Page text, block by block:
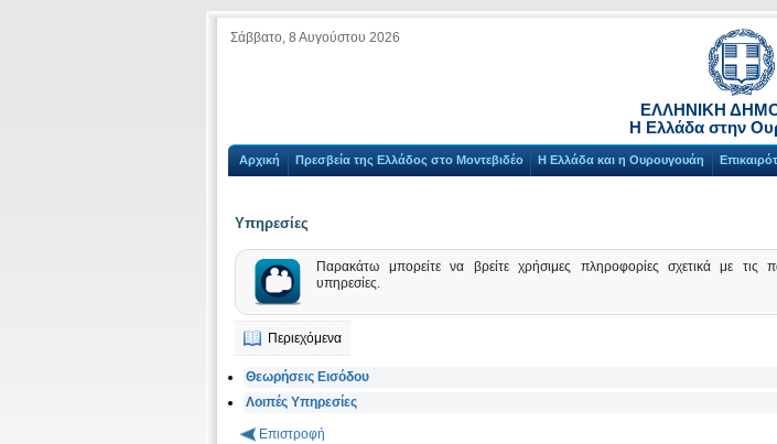
Σάββατο, 8 Αυγούστου 2026
ΕΛΛΗΝΙΚΗ
Η Ελλάδα στην
Αρχική Πρεσβεία της Ελλάδος στο Μοντεβιδέο Η Ελλάδα και η Ουρουγουάη
Υπηρεσίες
Παρακάτω μπορείτε να βρείτε χρήσιμες πληροφορίες σχετικά με τις
υπηρεσίες.
Περιεχόμενα
Θεωρήσεις Εισόδου
Λοιπές Υπηρεσίες
Επιστροφή